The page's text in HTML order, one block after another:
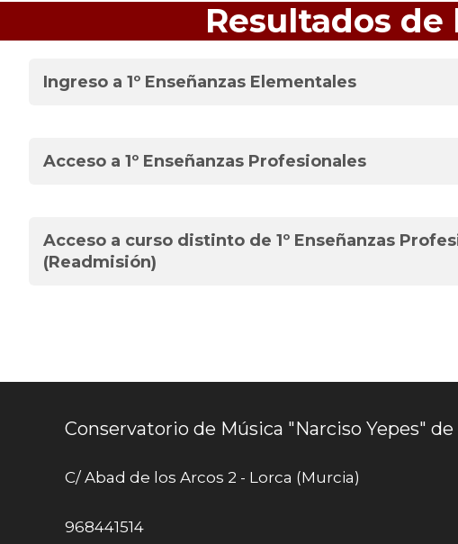
Resultados
Ingreso a 1º Enseñanzas Elementales
Acceso a 1º Enseñanzas Profesionales
Acceso a curso distinto de 1º Enseñanzas
(Readmisión)
Conservatorio de Música "Narciso Yepes" de
C/ Abad de los Arcos 2 - Lorca (Murcia)
968441514